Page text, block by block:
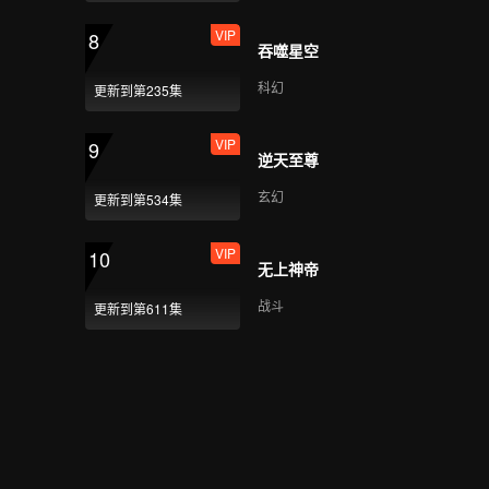
8
更新到第235集
VIP
吞噬星空
科幻
9
更新到第534集
VIP
逆天至尊
玄幻
10
更新到第611集
VIP
无上神帝
战斗